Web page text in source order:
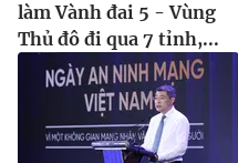
làm Vành đai 5 - Vùng
Thủ đô đi qua 7 tỉnh,...